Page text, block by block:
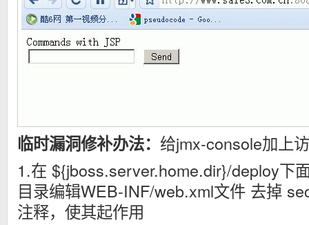
临时漏洞修补办法： 给jmx-console加上
1.在 ${jboss.server.home.dir}/deploy下
目录编辑WEB-INF/web.xml文件 去掉
注释，使其起作用